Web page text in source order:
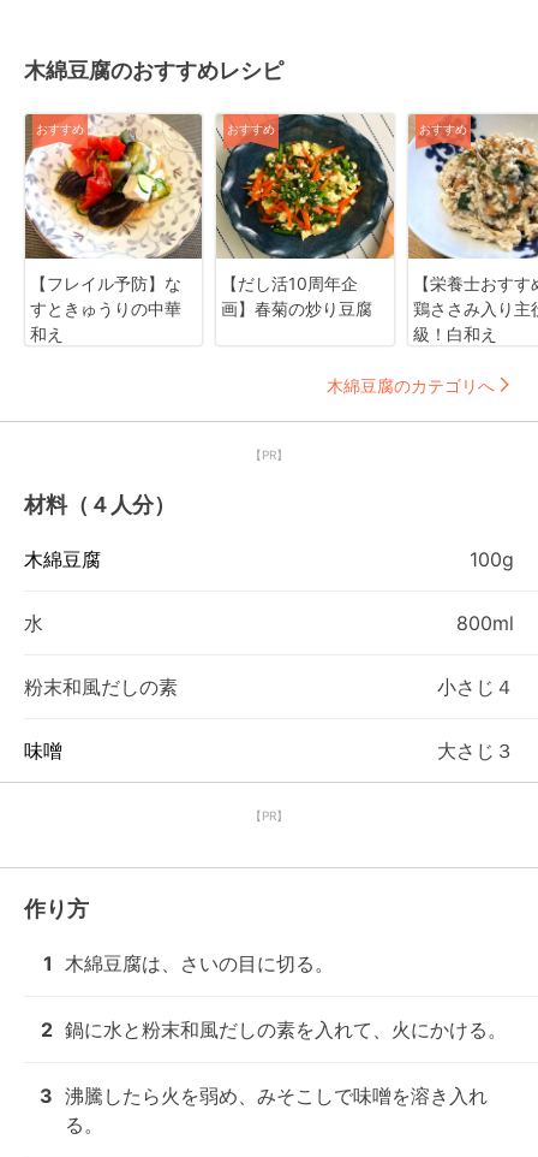
木綿豆腐のおすすめレシピ
おすすめ
【フレイル予防】な
すときゅうりの中華
和え
おすすめ
【だし活10周年企
画】春菊の炒り豆腐
おすすめ
【栄養士おすす
鶏ささみ入り主
級！白和え
木綿豆腐のカテゴリへ
【PR】
材料（４人分）
木綿豆腐 100g
水 800ml
粉末和風だしの素 小さじ４
味噌 大さじ３
【PR】
作り方
1 木綿豆腐は、さいの目に切る。
2 鍋に水と粉末和風だしの素を入れて、火にかける。
3 沸騰したら火を弱め、みそこしで味噌を溶き入れ
る。